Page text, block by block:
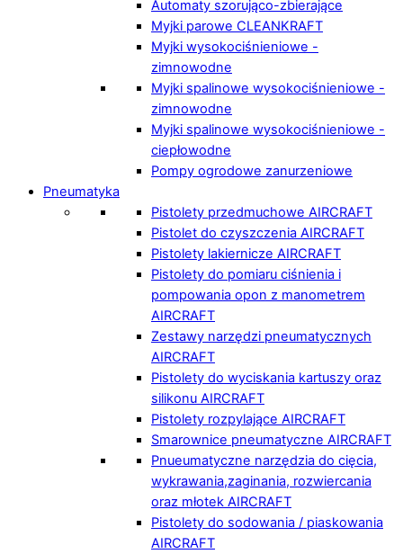
Automaty szorująco-zbierające
Myjki parowe CLEANKRAFT
Myjki wysokociśnieniowe -
zimnowodne
Myjki spalinowe wysokociśnieniowe -
zimnowodne
Myjki spalinowe wysokociśnieniowe -
ciepłowodne
Pompy ogrodowe zanurzeniowe
Pneumatyka
Pistolety przedmuchowe AIRCRAFT
Pistolet do czyszczenia AIRCRAFT
Pistolety lakiernicze AIRCRAFT
Pistolety do pomiaru ciśnienia i
pompowania opon z manometrem
AIRCRAFT
Zestawy narzędzi pneumatycznych
AIRCRAFT
Pistolety do wyciskania kartuszy oraz
silikonu AIRCRAFT
Pistolety rozpylające AIRCRAFT
Smarownice pneumatyczne AIRCRAFT
Pnueumatyczne narzędzia do cięcia,
wykrawania,zaginania, rozwiercania
oraz młotek AIRCRAFT
Pistolety do sodowania / piaskowania
AIRCRAFT